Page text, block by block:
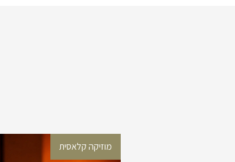
מוזיקה קלאסית